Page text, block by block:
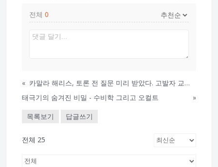
전체 0
«
카말라 해리스, 토론 전 질문 미리 받았다. 고발자 교통사고 사망?
태극기의 숨겨진 비밀 - 수비학 그리고 오컬트
»
목록보기 답글쓰기
전체 25